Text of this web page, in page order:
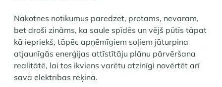
Nākotnes notikumus paredzēt, protams, nevaram,
bet droši zināms, ka saule spīdēs un vējš pūtīs tāpat
kā iepriekš, tāpēc apņēmīgiem soļiem jāturpina
atjaunīgās enerģijas attīstītāju plānu pārvēršana
realitātē, lai tos ikviens varētu atzinīgi novērtēt arī
savā elektrības rēķinā.